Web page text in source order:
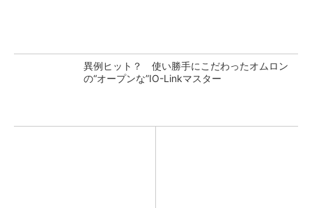
異例ヒット？ 使い勝手にこだわったオムロン
の“オープンな”IO-Linkマスター